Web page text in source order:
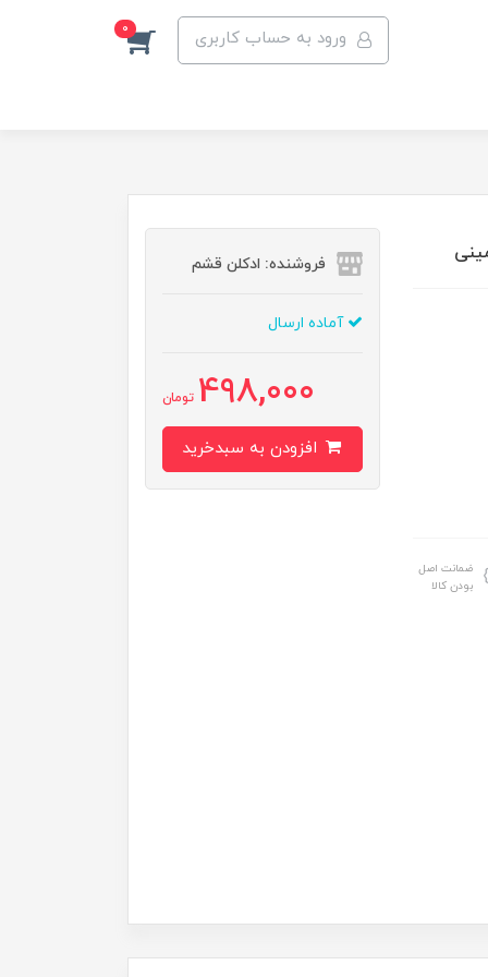
ورود به حساب کاربری 0
ضمانت اصل
بودن کالا
فروشنده: ادکلن قشم
آماده ارسال
498,000 تومان